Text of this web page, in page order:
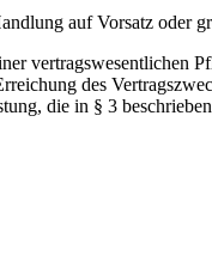
auf Vorsatz oder
vertragswesentlichen
des
die in § 3